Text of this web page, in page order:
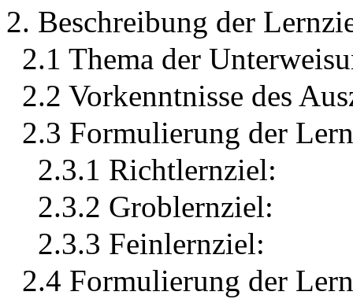
2. Beschreibung der
2.1 Thema der
2.2 Vorkenntnisse des
2.3 Formulierung der
2.3.1 Richtlernziel:
2.3.2 Groblernziel:
2.3.3 Feinlernziel:
2.4 Formulierung der